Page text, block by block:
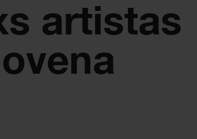
artistas